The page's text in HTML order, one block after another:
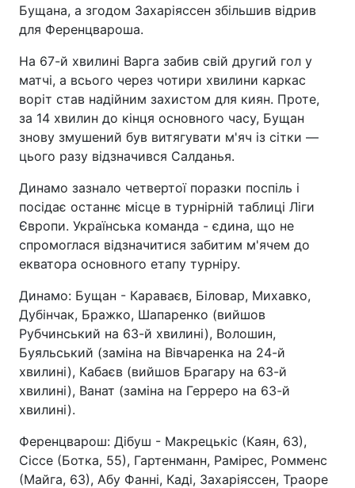
Бущана, а згодом Захаріяссен збільшив відрив
для Ференцвароша.
На 67-й хвилині Варга забив свій другий гол у
матчі, а всього через чотири хвилини каркас
воріт став надійним захистом для киян. Проте,
за 14 хвилин до кінця основного часу, Бущан
знову змушений був витягувати м'яч із сітки —
цього разу відзначився Салданья.
Динамо зазнало четвертої поразки поспіль і
посідає останнє місце в турнірній таблиці Ліги
Європи. Українська команда - єдина, що не
спромоглася відзначитися забитим м'ячем до
екватора основного етапу турніру.
Динамо: Бущан - Караваєв, Біловар, Михавко,
Дубінчак, Бражко, Шапаренко (вийшов
Рубчинський на 63-й хвилині), Волошин,
Буяльський (заміна на Вівчаренка на 24-й
хвилині), Кабаєв (вийшов Брагару на 63-й
хвилині), Ванат (заміна на Герреро на 63-й
хвилині).
Ференцварош: Дібуш - Макрецькіс (Каян, 63),
Сіссе (Ботка, 55), Гартенманн, Рамірес, Ромменс
(Майга, 63), Абу Фанні, Каді, Захаріяссен, Траоре